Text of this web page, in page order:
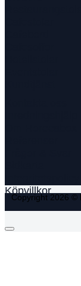
Köpvillkor
Copyright 2026 ©